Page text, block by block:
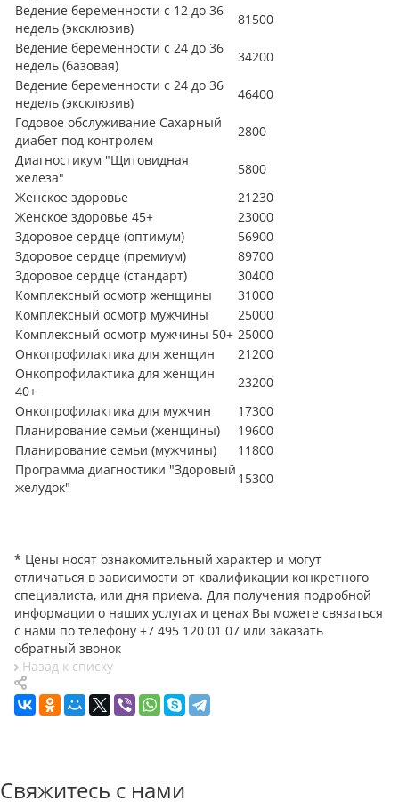
Ведение беременности с 12 до 36
недель (эксклюзив)
81500
Ведение беременности с 24 до 36
недель (базовая)
34200
Ведение беременности с 24 до 36
недель (эксклюзив)
46400
Годовое обслуживание Сахарный
диабет под контролем
2800
Диагностикум "Щитовидная
железа"
5800
Женское здоровье
21230
Женское здоровье 45+
23000
Здоровое сердце (оптимум)
56900
Здоровое сердце (премиум)
89700
Здоровое сердце (стандарт)
30400
Комплексный осмотр женщины
31000
Комплексный осмотр мужчины
25000
Комплексный осмотр мужчины 50+ 25000
Онкопрофилактика для женщин
21200
Онкопрофилактика для женщин
40+
23200
Онкопрофилактика для мужчин
17300
Планирование семьи (женщины)
19600
Планирование семьи (мужчины)
11800
Программа диагностики "Здоровый
желудок"
15300
* Цены носят ознакомительный характер и могут
отличаться в зависимости от квалификации конкретного
специалиста, или дня приема. Для получения подробной
информации о наших услугах и ценах Вы можете связаться
с нами по телефону +7 495 120 01 07 или заказать
обратный звонок
Назад к списку
Свяжитесь с нами